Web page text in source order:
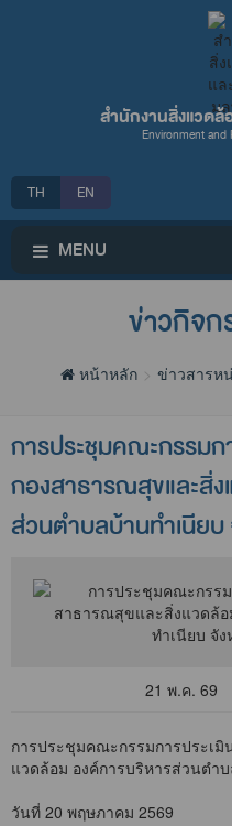
สำนักงานสิ่งแวด
Environment
TH EN
MENU
ข่าวกิจ
หน้าหลัก ข่าวสารห
การประชุมคณะกรรม
กองสาธารณสุขและสิ่
ส่วนตำบลบ้านทำเนีย
21 พ.ค. 69
การประชุมคณะกรรมการประเ
แวดล้อม องค์การบริหารส่วนตำ
วันที่ 20 พฤษภาคม 2569